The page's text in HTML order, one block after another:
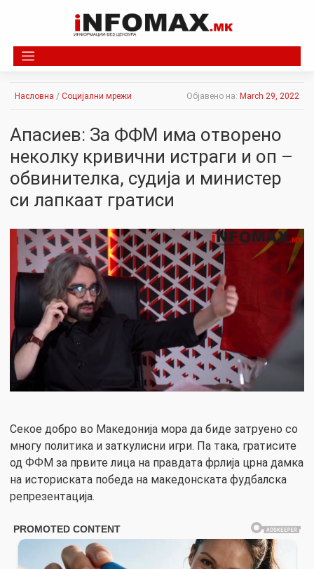
Насловна / Социјални мрежи Објавено на: March 29, 2022
Апасиев: За ФФМ има отворено
неколку кривични истраги и оп –
обвинителка, судија и министер
си лапкаат гратиси
Секое добро во Македонија мора да биде затруено со
многу политика и заткулисни игри. Па така, гратисите
од ФФМ за првите лица на правдата фрлија црна дамка
на историската победа на македонската фудбалска
репрезентација.